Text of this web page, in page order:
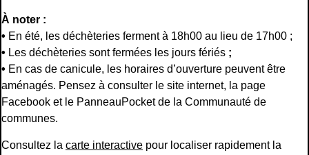
À noter :
• En été, les déchèteries ferment à 18h00 au lieu de 17h00 ;
• Les déchèteries sont fermées les jours fériés ;
• En cas de canicule, les horaires d’ouverture peuvent être
aménagés. Pensez à consulter le site internet, la page
Facebook et le PanneauPocket de la Communauté de
communes.
Consultez la carte interactive pour localiser rapidement la